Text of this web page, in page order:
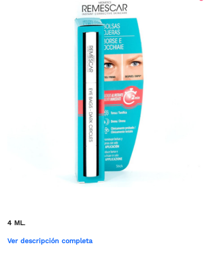
4 ML.
Ver descripción completa